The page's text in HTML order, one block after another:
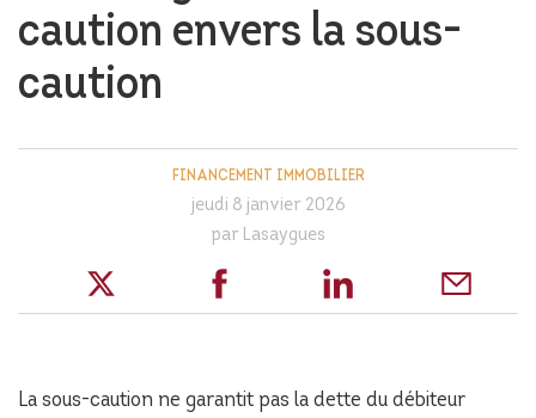
caution envers la sous-
caution
FINANCEMENT IMMOBILIER
jeudi 8 janvier 2026
par Lasaygues
La sous-caution ne garantit pas la dette du débiteur